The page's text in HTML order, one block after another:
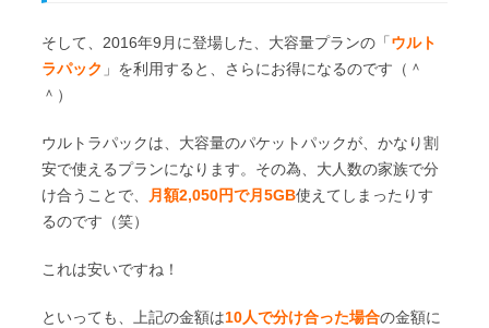
そして、2016年9月に登場した、大容量プランの「ウルト
ラパック 」を利用すると、さらにお得になるのです（＾
＾）
ウルトラパックは、大容量のパケットパックが、かなり割
安で使えるプランになります。その為、大人数の家族で分
け合うことで、
月額2,050円で月5GB使えてしまったりす
るのです（笑）
これは安いですね！
といっても、上記の金額は10人で分け合った場合の金額に